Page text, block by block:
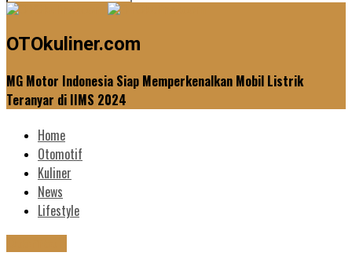
OTOkuliner.com
MG Motor Indonesia Siap Memperkenalkan Mobil Listrik
Teranyar di IIMS 2024
Home
Otomotif
Kuliner
News
Lifestyle